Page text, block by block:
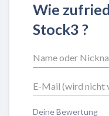
Wie
Stock3 ?
Deine Bewertung